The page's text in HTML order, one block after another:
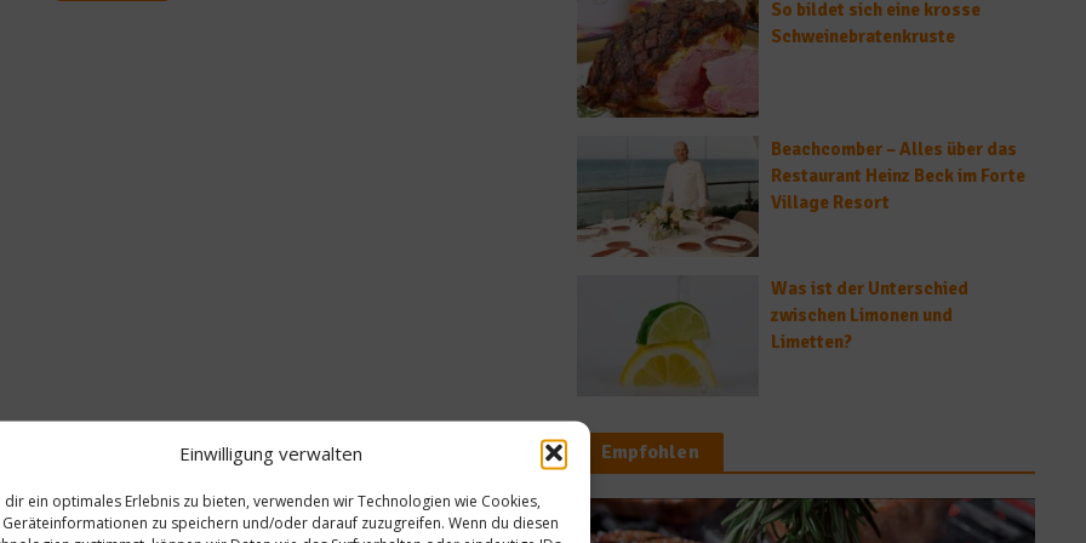
Einwilligung verwalten
dir ein optimales Erlebnis zu bieten, verwenden wir Technologien wie Cookies,
Geräteinformationen zu speichern und/oder darauf zuzugreifen. Wenn du diesen
So bildet sich eine krosse
Schweinebratenkruste
Beachcomber – Alles über das
Restaurant Heinz Beck im Forte
Village Resort
Was ist der Unterschied
zwischen Limonen und
Limetten?
Empfohlen